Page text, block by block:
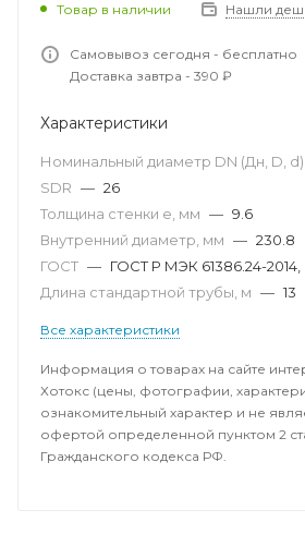
Товар в наличии Нашли
Самовывоз сегодня - бесплатно
Доставка завтра - 390 ₽
Характеристики
Номинальный диаметр DN (Дн, D,
SDR — 26
Толщина стенки e, мм — 9.6
Внутренний диаметр, мм — 230.8
ГОСТ — ГОСТ Р МЭК 61386.24-
Длина стандартной трубы, м — 13
Все характеристики
Информация о товарах на сайте
Хотокс (цены, фотографии,
ознакомительный характер и не
офертой определенной пунктом 2
Гражданского кодекса РФ.